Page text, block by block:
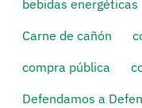
bebidas energéticas
Carne de cañón
compra pública
Defendamos a